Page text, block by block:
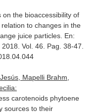
the bioaccessibility of
to changes in the
juice particles. En:
2018. Vol. 46. Pag. 38-47.
Mapelli Brahm,
carotenoids phytoene
sources to their